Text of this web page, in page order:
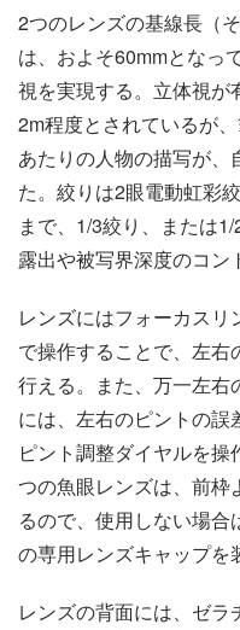
2つのレンズの基線長（
は、およそ60mmとなっ
視を実現する。立体視が
2m程度とされているが
あたりの人物の描写が
た。絞りは2眼電動虹彩
まで、1/3絞り、または1/
露出や被写界深度のコン
レンズにはフォーカス
で操作することで、左
行える。また、万一左右
には、左右のピントの
ピント調整ダイヤルを
つの魚眼レンズは、前枠
るので、使用しない場
の専用レンズキャップを
レンズの背面には、ゼ